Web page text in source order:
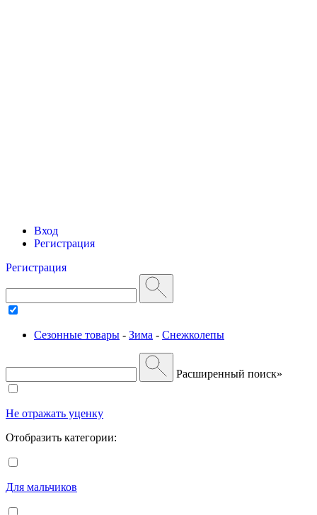
Вход
Регистрация
Регистрация
Сезонные товары - Зима - Снежколепы
Расширенный поиск»
Не отражать уценку
Отобразить категории:
Для мальчиков